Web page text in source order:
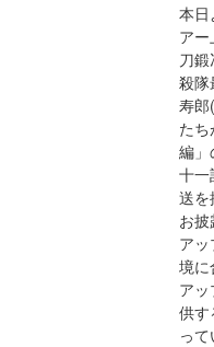
本日
ア
刀
殺隊
寿郎
た
編」
十一
送を
お
ア
境に
ア
供す
って